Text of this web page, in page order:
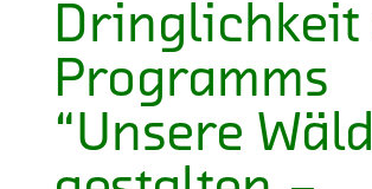
Dringlichkeit
Programms
“Unsere